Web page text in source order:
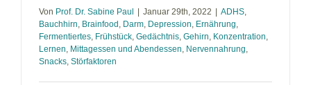
Von Prof. Dr. Sabine Paul Januar 29th, 2022 ADHS,
Bauchhirn, Brainfood , Darm, Depression, Ernährung,
Fermentiertes, Frühstück, Gedächtnis, Gehirn, Konzentration,
Lernen, Mittagessen und Abendessen, Nervennahrung,
Snacks, Störfaktoren